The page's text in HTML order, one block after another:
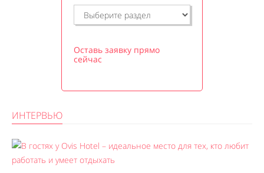
Оставь заявку прямо
сейчас
ИНТЕРВЬЮ